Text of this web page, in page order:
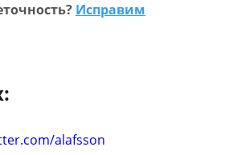
Исправим
alafsson